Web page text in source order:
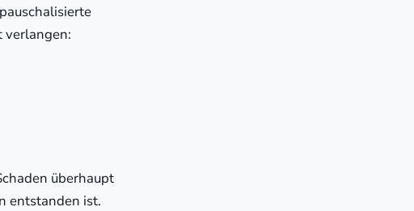
verlangen:
überhaupt
entstanden ist.